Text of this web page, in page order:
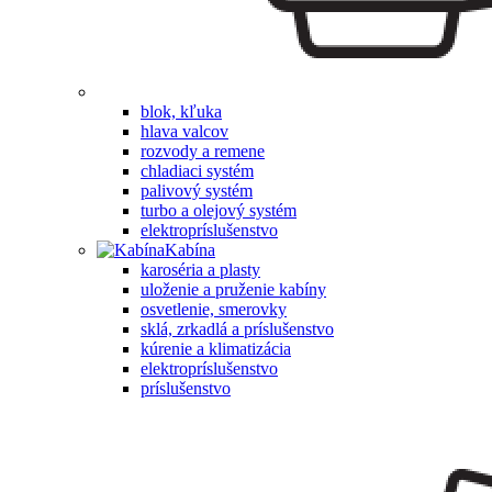
blok, kľuka
hlava valcov
rozvody a remene
chladiaci systém
palivový systém
turbo a olejový systém
elektropríslušenstvo
Kabína
karoséria a plasty
uloženie a pruženie kabíny
osvetlenie, smerovky
sklá, zrkadlá a príslušenstvo
kúrenie a klimatizácia
elektropríslušenstvo
príslušenstvo